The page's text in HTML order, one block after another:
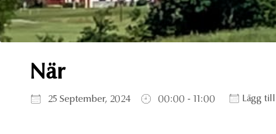
När
25 September, 2024 00:00 - 11:00 Lägg
Ladda ner ICS